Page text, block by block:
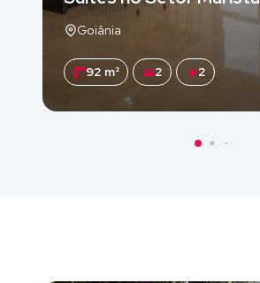
Goiânia
92 m² 2 2